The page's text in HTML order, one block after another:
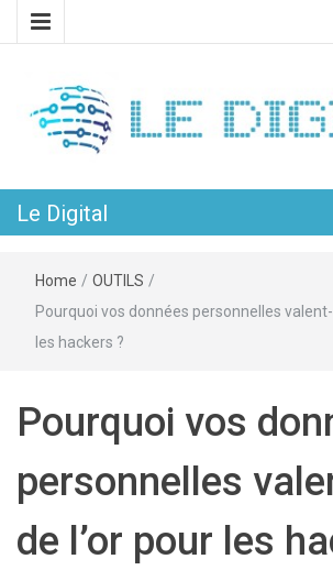
Le
Le Digital
Home / OUTILS /
Pourquoi vos données personnelles valent-
les hackers ?
Pourquoi vos
personnelles
de l’or pour les